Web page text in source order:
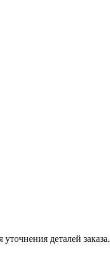
деталей заказа.